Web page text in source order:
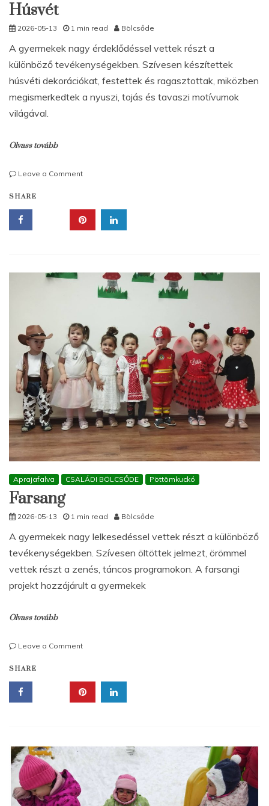
Húsvét
2026-05-13 1 min read Bölcsőde
A gyermekek nagy érdeklődéssel vettek részt a
különböző tevékenységekben. Szívesen készítettek
húsvéti dekorációkat, festettek és ragasztottak, miközben
megismerkedtek a nyuszi, tojás és tavaszi motívumok
világával.
Olvass tovább
Leave a Commenton
SHARE
Aprajafalva CSALÁDI BÖLCSŐDE Pöttömkuckó
Farsang
2026-05-13 1 min read Bölcsőde
A gyermekek nagy lelkesedéssel vettek részt a különböző
tevékenységekben. Szívesen öltöttek jelmezt, örömmel
vettek részt a zenés, táncos programokon. A farsangi
projekt hozzájárult a gyermekek
Olvass tovább
Leave a Commenton
SHARE